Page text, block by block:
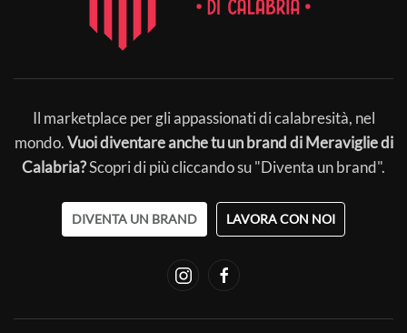
Il marketplace per gli appassionati di calabresità, nel
mondo.Vuoi diventare anche tu un brand di Meraviglie di
Calabria?Scopri di più cliccando su "Diventa un brand".
DIVENTA UN BRAND LAVORA CON NOI